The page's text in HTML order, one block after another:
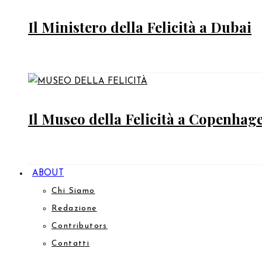
Il Ministero della Felicità a Dubai
Il Museo della Felicità a
ABOUT
Chi Siamo
Redazione
Contributors
Contatti